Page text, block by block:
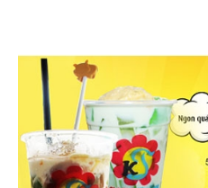
Điện Tử Điện Máy
Làm Đẹp
Thời Trang
Việc Làm